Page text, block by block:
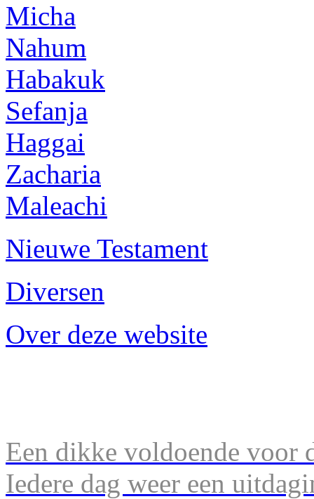
Micha
Nahum
Habakuk
Sefanja
Haggai
Zacharia
Maleachi
Nieuwe Testament
Diversen
Over deze website
Een dikke voldoende voor
Iedere dag weer een